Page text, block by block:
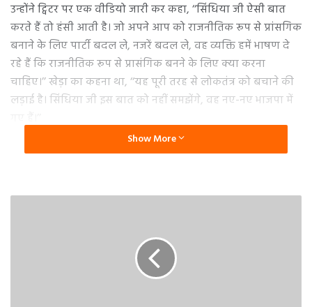
उन्होंने ट्विटर पर एक वीडियो जारी कर कहा, ‘‘सिंधिया जी ऐसी बात
करते हैं तो हंसी आती है। जो अपने आप को राजनीतिक रूप से प्रांसगिक
बनाने के लिए पार्टी बदल ले, नजरें बदल ले, वह व्यक्ति हमें भाषण दे
रहे हैं कि राजनीतिक रूप से प्रासंगिक बनने के लिए क्या करना
चाहिए।’’ खेड़ा का कहना था, ‘‘यह पूरी तरह से लोकतंत्र को बचाने की
लड़ाई है। सिंधिया जी इस बात को नहीं समझेंगे, वह नए-नए भाजपा में
उन्होंने कहा, ‘‘हम मोदी जी को दोस्ताना सलाह देंगे कि जिस व्यक्ति को
उल्लेखनीय है कि सिंधिया ने बुधवार को राहुल गांधी और कांग्रेस पर
तीखा हमला बोला और आरोप लगाया कि विपक्षी पार्टी के पास देश के
Show More